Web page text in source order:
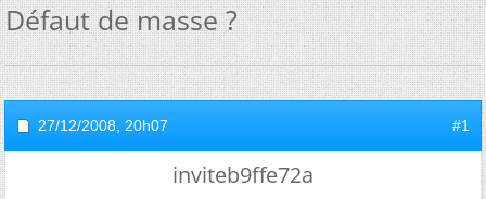
Défaut de masse ?
27/12/2008, 20h07 #1
inviteb9ffe72a